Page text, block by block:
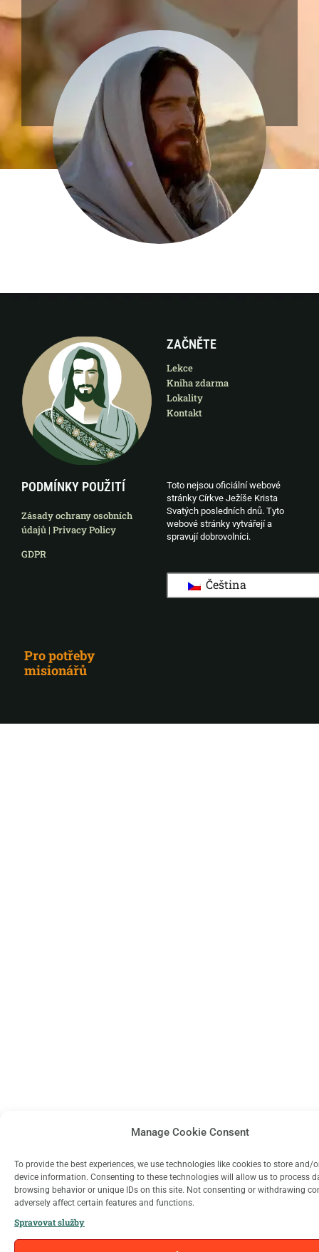
Manage Cookie Consent
To provide the best experiences, we use technologies like cookies to store and/
device information. Consenting to these technologies will allow us to process
browsing behavior or unique IDs on this site. Not consenting or withdrawing
adversely affect certain features and functions.
Spravovat služby
ZAČNĚTE
Lekce
Kniha zdarma
Lokality
Kontakt
PODMÍNKY POUŽITÍ
Zásady ochrany osobních
údajů | Privacy Policy
GDPR
Toto nejsou oficiální webové
stránky Církve Ježíše Krista
Svatých posledních dnů. Tyto
webové stránky vytvářejí a
spravují dobrovolníci.
Čeština
Pro potřeby
misionářů